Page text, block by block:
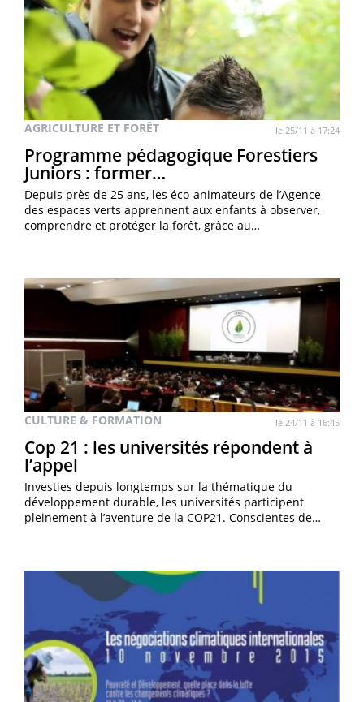
AGRICULTURE ET FORÊT le 25/11 à 17:24
Programme pédagogique Forestiers
Juniors : former…
Depuis près de 25 ans, les éco-animateurs de l’Agence
des espaces verts apprennent aux enfants à observer,
comprendre et protéger la forêt, grâce au…
CULTURE & FORMATION le 24/11 à 16:45
Cop 21 : les universités répondent à
l’appel
Investies depuis longtemps sur la thématique du
développement durable, les universités participent
pleinement à l’aventure de la COP21. Conscientes de…